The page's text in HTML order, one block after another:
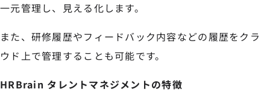
一元管理し、見える化します。
また、研修履歴やフィードバック内容などの履歴をクラ
ウド上で管理することも可能です。
HRBrain タレントマネジメントの特徴